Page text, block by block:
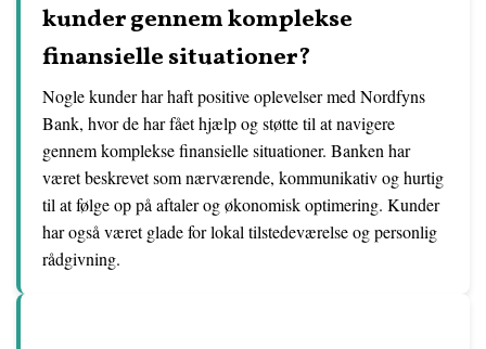
kunder gennem komplekse
finansielle situationer?
Nogle kunder har haft positive oplevelser med Nordfyns
Bank, hvor de har fået hjælp og støtte til at navigere
gennem komplekse finansielle situationer. Banken har
været beskrevet som nærværende, kommunikativ og hurtig
til at følge op på aftaler og økonomisk optimering. Kunder
har også været glade for lokal tilstedeværelse og personlig
rådgivning.